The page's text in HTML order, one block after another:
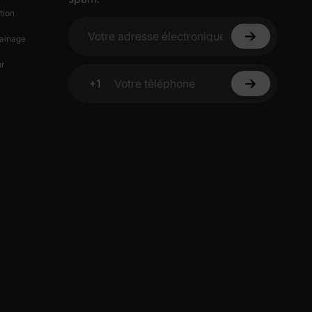
Votre adresse électronique
+1
Votre téléphone
de
de